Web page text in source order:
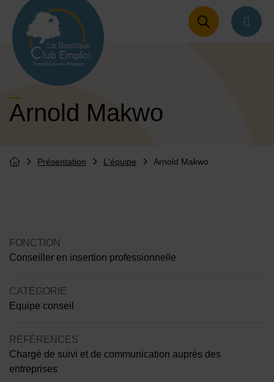
Menu de raccourcis
Arnold Makwo
Vous êtes ici :
Retourner à l'accueil
Présentation L'équipe Arnold Makwo
Contenu de la fiche
FONCTION
Conseiller en insertion professionnelle
CATÉGORIE
Equipe conseil
RÉFÉRENCES
Chargé de suivi et de communication auprès des
entreprises